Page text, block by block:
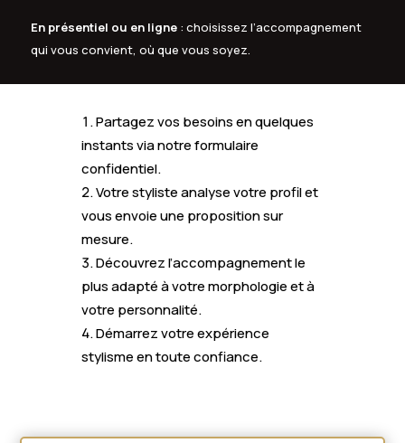
En présentiel ou en ligne: choisissez l’accompagnement
qui vous convient, où que vous soyez.
Partagez vos besoins en quelques
instants via notre formulaire
confidentiel.
Votre styliste analyse votre profil et
vous envoie une proposition sur
mesure.
Découvrez l’accompagnement le
plus adapté à votre morphologie et à
votre personnalité.
Démarrez votre expérience
stylisme en toute confiance.